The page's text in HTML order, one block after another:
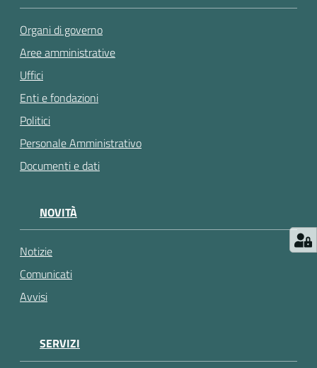
e
a
p
p
u
n
t
a
m
e
n
Street
Art
Tutti
argomenti...
Organi di governo
Aree amministrative
Uffici
Enti e fondazioni
Politici
Personale Amministrativo
Documenti e dati
NOVITÀ
Notizie
Comunicati
Avvisi
SERVIZI